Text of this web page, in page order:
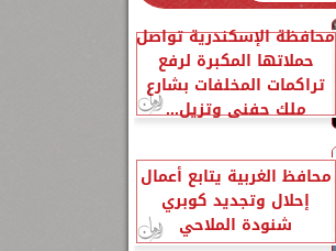
محافظة الإسكندرية تواصل
حملاتها المكبرة لرفع
تراكمات المخلفات بشارع
ملك حفني وتزيل...
محافظ الغربية يتابع أعمال
إحلال وتجديد كوبري
شنودة الملاحي